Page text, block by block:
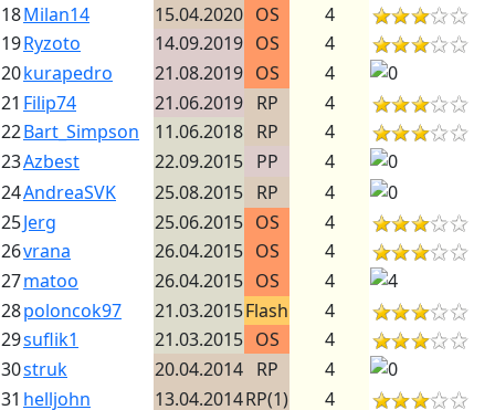
18Milan14 15.04.2020 OS
4
19Ryzoto 14.09.2019 OS
4
20kurapedro 21.08.2019 OS
4
21 Filip74 21.06.2019 RP
4
22Bart_Simpson 11.06.2018 RP
4
23Azbest 22.09.2015 PP
4
24AndreaSVK 25.08.2015 RP
4
25Jerg 25.06.2015 OS
4
26vrana 26.04.2015 OS
4
27matoo 26.04.2015 OS
4
28poloncok97 21.03.2015Flash
4
29suflik1 21.03.2015 OS
4
30struk 20.04.2014 RP
4
31 helljohn 13.04.2014RP(1)
4